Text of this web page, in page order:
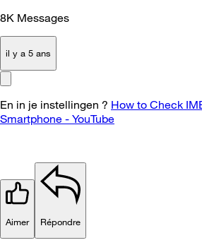
8K Messages
il y a 5 ans
En in je instellingen ? How to Check
Smartphone - YouTube
Aimer Répondre